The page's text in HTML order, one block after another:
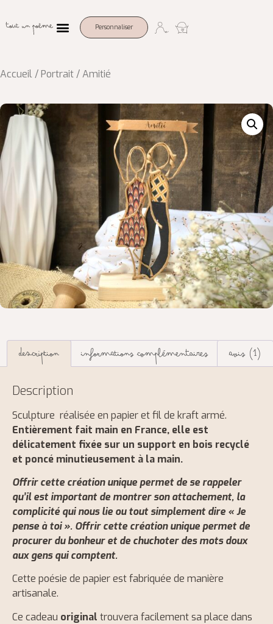
Personnaliser
Accueil /Portrait / Amitié
Description Informations complémentaires Avis (1)
Description
Sculpture réalisée en papier et fil de kraft armé.
Entièrement fait main en France, elle est
délicatement fixée sur un support en bois recyclé
et poncé minutieusement à la main.
Offrir cette création unique permet de se rappeler
qu’il est important de montrer son attachement, la
complicité qui nous lie ou tout simplement dire « Je
pense à toi ». Offrir cette création unique permet de
procurer du bonheur et de chuchoter des mots doux
aux gens qui comptent.
Cette poésie de papier est fabriquée de manière
artisanale.
Ce cadeau original trouvera facilement sa place dans